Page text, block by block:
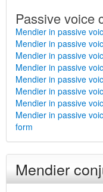
Passive voice
Mendier in passive
Mendier in passive
Mendier in passive
Mendier in passive
Mendier in passive
Mendier in passive
Mendier in passive
Mendier in passive
form
Mendier